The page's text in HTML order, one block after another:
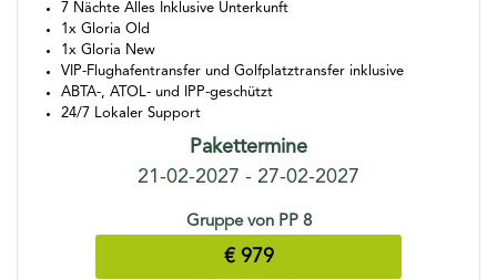
7 Nächte Alles Inklusive Unterkunft
1x Gloria Old
1x Gloria New
VIP-Flughafentransfer und Golfplatztransfer inklusive
ABTA-, ATOL- und IPP-geschützt
24/7 Lokaler Support
Pakettermine
21-02-2027 - 27-02-2027
Gruppe von PP 8
€ 979